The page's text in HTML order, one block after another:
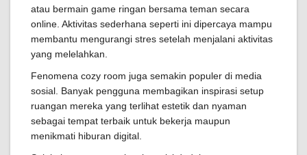
atau bermain game ringan bersama teman secara
online. Aktivitas sederhana seperti ini dipercaya mampu
membantu mengurangi stres setelah menjalani aktivitas
yang melelahkan.
Fenomena cozy room juga semakin populer di media
sosial. Banyak pengguna membagikan inspirasi setup
ruangan mereka yang terlihat estetik dan nyaman
sebagai tempat terbaik untuk bekerja maupun
menikmati hiburan digital.